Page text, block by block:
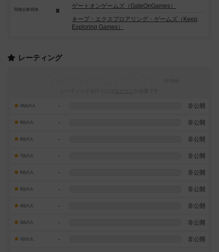
関連企業/団体
ゲートオンゲームズ（GateOnGames）
キープ・エクスプロアリング・ゲームズ（Keep
Exploring Games）
レーティング
10点の人 - 非公開
9点の人 - 非公開
8点の人 - 非公開
7点の人 - 非公開
6点の人 - 非公開
5点の人 - 非公開
4点の人 - 非公開
3点の人 - 非公開
2点の人 - 非公開